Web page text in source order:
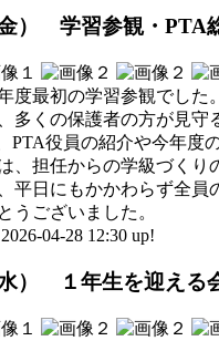
） 学習参観・PTA
度最初の学習参観でした。
多くの保護者の方が見守
PTA役員の紹介や今年度
、担任からの学級づくり
平日にもかかわらず全員
うございました。
04-28 12:30 up!
） １年生を迎える